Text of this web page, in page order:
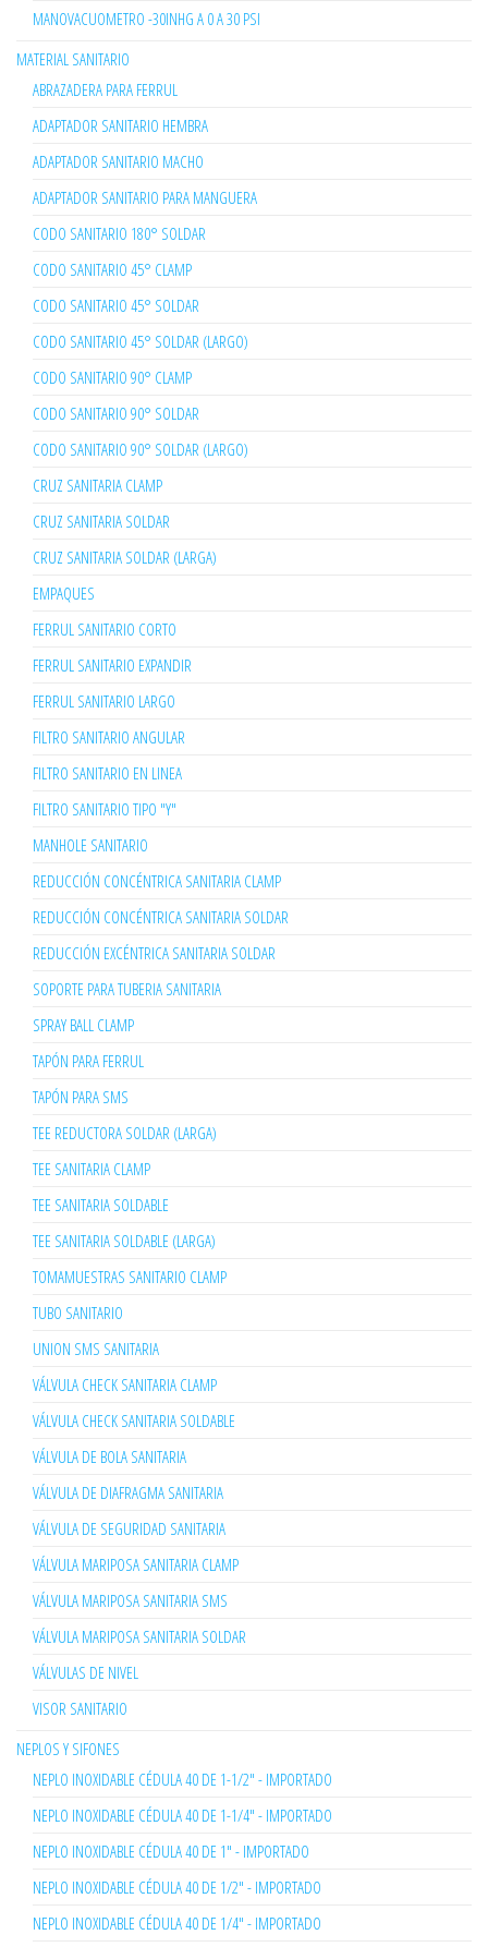
MANOVACUOMETRO -30INHG A 0 A 30 PSI
MATERIAL SANITARIO
ABRAZADERA PARA FERRUL
ADAPTADOR SANITARIO HEMBRA
ADAPTADOR SANITARIO MACHO
ADAPTADOR SANITARIO PARA MANGUERA
CODO SANITARIO 180° SOLDAR
CODO SANITARIO 45° CLAMP
CODO SANITARIO 45° SOLDAR
CODO SANITARIO 45° SOLDAR (LARGO)
CODO SANITARIO 90° CLAMP
CODO SANITARIO 90° SOLDAR
CODO SANITARIO 90° SOLDAR (LARGO)
CRUZ SANITARIA CLAMP
CRUZ SANITARIA SOLDAR
CRUZ SANITARIA SOLDAR (LARGA)
EMPAQUES
FERRUL SANITARIO CORTO
FERRUL SANITARIO EXPANDIR
FERRUL SANITARIO LARGO
FILTRO SANITARIO ANGULAR
FILTRO SANITARIO EN LINEA
FILTRO SANITARIO TIPO "Y"
MANHOLE SANITARIO
REDUCCIÓN CONCÉNTRICA SANITARIA CLAMP
REDUCCIÓN CONCÉNTRICA SANITARIA SOLDAR
REDUCCIÓN EXCÉNTRICA SANITARIA SOLDAR
SOPORTE PARA TUBERIA SANITARIA
SPRAY BALL CLAMP
TAPÓN PARA FERRUL
TAPÓN PARA SMS
TEE REDUCTORA SOLDAR (LARGA)
TEE SANITARIA CLAMP
TEE SANITARIA SOLDABLE
TEE SANITARIA SOLDABLE (LARGA)
TOMAMUESTRAS SANITARIO CLAMP
TUBO SANITARIO
UNION SMS SANITARIA
VÁLVULA CHECK SANITARIA CLAMP
VÁLVULA CHECK SANITARIA SOLDABLE
VÁLVULA DE BOLA SANITARIA
VÁLVULA DE DIAFRAGMA SANITARIA
VÁLVULA DE SEGURIDAD SANITARIA
VÁLVULA MARIPOSA SANITARIA CLAMP
VÁLVULA MARIPOSA SANITARIA SMS
VÁLVULA MARIPOSA SANITARIA SOLDAR
VÁLVULAS DE NIVEL
VISOR SANITARIO
NEPLOS Y SIFONES
NEPLO INOXIDABLE CÉDULA 40 DE 1-1/2" - IMPORTADO
NEPLO INOXIDABLE CÉDULA 40 DE 1-1/4" - IMPORTADO
NEPLO INOXIDABLE CÉDULA 40 DE 1" - IMPORTADO
NEPLO INOXIDABLE CÉDULA 40 DE 1/2" - IMPORTADO
NEPLO INOXIDABLE CÉDULA 40 DE 1/4" - IMPORTADO